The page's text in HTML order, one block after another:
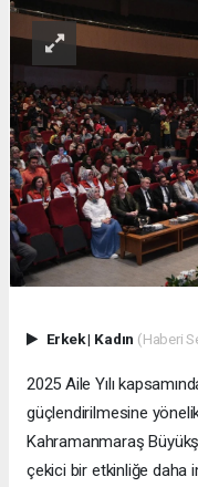
Erkek| Kadın (Haberi
2025 Aile Yılı
güçlendirilmesine yönelik
Kahramanmaraş
çekici bir etkinliğe daha